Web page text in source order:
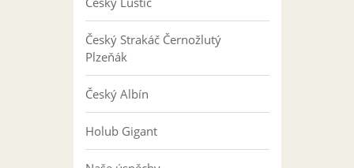
Český Strakáč Černožlutý
Plzeňák
Český Albín
Holub Gigant